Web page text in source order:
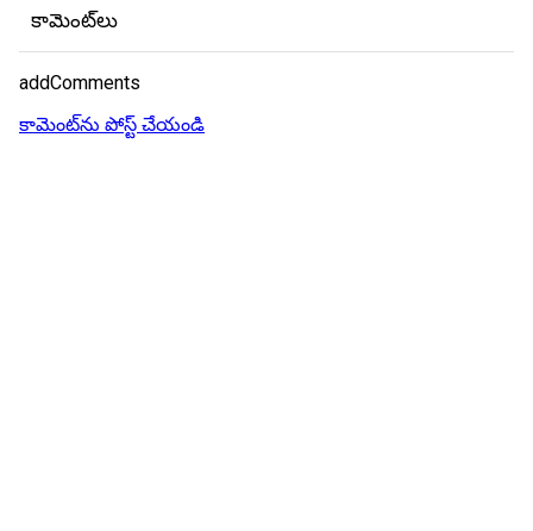
కామెంట్‌లు
addComments
కామెంట్‌ను పోస్ట్ చేయండి